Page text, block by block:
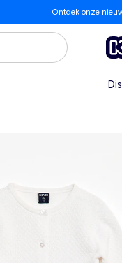
Ontdek onze